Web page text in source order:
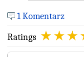
1 Komentarz
Ratings